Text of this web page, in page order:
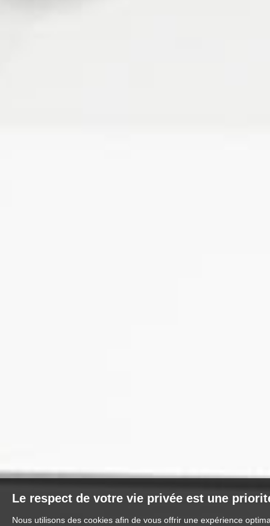
Le respect de votre vie privée est une
Nous utilisons des cookies afin de vous offrir une expérience